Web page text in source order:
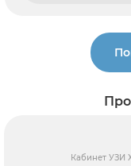
Кабинет УЗИ